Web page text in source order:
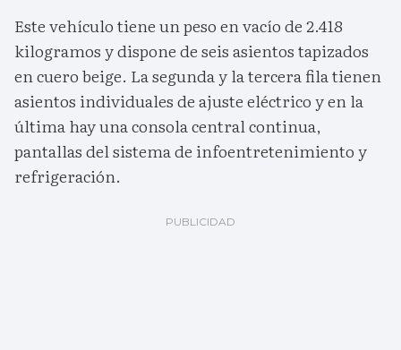
Este vehículo tiene un peso en vacío de 2.418
kilogramos y dispone de seis asientos tapizados
en cuero beige. La segunda y la tercera fila tienen
asientos individuales de ajuste eléctrico y en la
última hay una consola central continua,
pantallas del sistema de infoentretenimiento y
refrigeración.